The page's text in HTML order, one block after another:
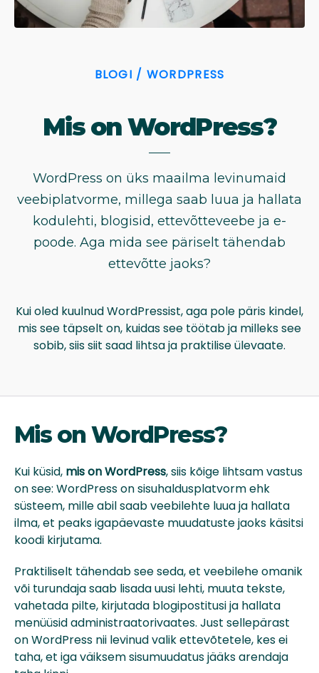
BLOGI / WORDPRESS
Mis on WordPress?
WordPress on üks maailma levinumaid
veebiplatvorme, millega saab luua ja hallata
kodulehti, blogisid, ettevõtteveebe ja e-
poode. Aga mida see päriselt tähendab
ettevõtte jaoks?
Kui oled kuulnud WordPressist, aga pole päris kindel,
mis see täpselt on, kuidas see töötab ja milleks see
sobib, siis siit saad lihtsa ja praktilise ülevaate.
Mis on WordPress?
Kui küsid, mis on WordPress, siis kõige lihtsam vastus
on see: WordPress on sisuhaldusplatvorm ehk
süsteem, mille abil saab veebilehte luua ja hallata
ilma, et peaks igapäevaste muudatuste jaoks käsitsi
koodi kirjutama.
Praktiliselt tähendab see seda, et veebilehe omanik
või turundaja saab lisada uusi lehti, muuta tekste,
vahetada pilte, kirjutada blogipostitusi ja hallata
menüüsid administraatorivaates. Just sellepärast
on WordPress nii levinud valik ettevõtetele, kes ei
taha, et iga väiksem sisumuudatus jääks arendaja